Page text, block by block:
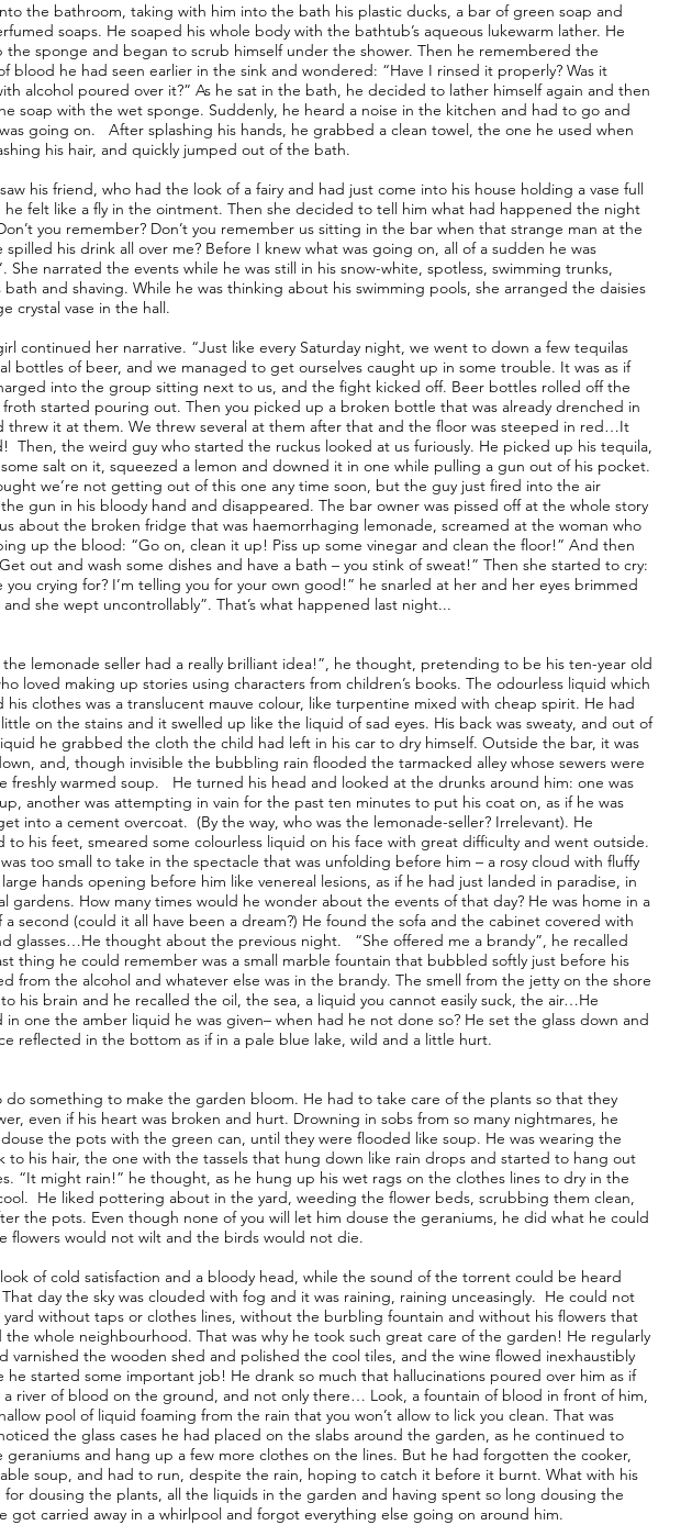
the bathroom, taking with him into the bath his plastic ducks, a bar of green soap and
soaps. He soaped his whole body with the bathtub’s aqueous lukewarm lather. He
the sponge and began to scrub himself under the shower. Then he remembered the
blood he had seen earlier in the sink and wondered: “Have I rinsed it properly? Was it
alcohol poured over it?” As he sat in the bath, he decided to lather himself again and then
soap with the wet sponge. Suddenly, he heard a noise in the kitchen and had to go and
going on. After splashing his hands, he grabbed a clean towel, the one he used when
his hair, and quickly jumped out of the bath.
his friend, who had the look of a fairy and had just come into his house holding a vase full
he felt like a fly in the ointment. Then she decided to tell him what had happened the night
you remember? Don’t you remember us sitting in the bar when that strange man at the
spilled his drink all over me? Before I knew what was going on, all of a sudden he was
She narrated the events while he was still in his snow-white, spotless, swimming trunks,
bath and shaving. While he was thinking about his swimming pools, she arranged the daisies
crystal vase in the hall.
continued her narrative. “Just like every Saturday night, we went to down a few tequilas
bottles of beer, and we managed to get ourselves caught up in some trouble. It was as if
into the group sitting next to us, and the fight kicked off. Beer bottles rolled off the
started pouring out. Then you picked up a broken bottle that was already drenched in
threw it at them. We threw several at them after that and the floor was steeped in red…It
Then, the weird guy who started the ruckus looked at us furiously. He picked up his tequila,
salt on it, squeezed a lemon and downed it in one while pulling a gun out of his pocket.
we’re not getting out of this one any time soon, but the guy just fired into the air
gun in his bloody hand and disappeared. The bar owner was pissed off at the whole story
about the broken fridge that was haemorrhaging lemonade, screamed at the woman who
up the blood: “Go on, clean it up! Piss up some vinegar and clean the floor!” And then
out and wash some dishes and have a bath – you stink of sweat!” Then she started to cry:
you crying for? I’m telling you for your own good!” he snarled at her and her eyes brimmed
she wept uncontrollably”. That’s what happened last night...
the lemonade seller had a really brilliant idea!”, he thought, pretending to be his ten-year old
loved making up stories using characters from children’s books. The odourless liquid which
his clothes was a translucent mauve colour, like turpentine mixed with cheap spirit. He had
on the stains and it swelled up like the liquid of sad eyes. His back was sweaty, and out of
he grabbed the cloth the child had left in his car to dry himself. Outside the bar, it was
and, though invisible the bubbling rain flooded the tarmacked alley whose sewers were
freshly warmed soup. He turned his head and looked at the drunks around him: one was
another was attempting in vain for the past ten minutes to put his coat on, as if he was
into a cement overcoat. (By the way, who was the lemonade-seller? Irrelevant). He
to his feet, smeared some colourless liquid on his face with great difficulty and went outside.
too small to take in the spectacle that was unfolding before him – a rosy cloud with fluffy
hands opening before him like venereal lesions, as if he had just landed in paradise, in
gardens. How many times would he wonder about the events of that day? He was home in a
a second (could it all have been a dream?) He found the sofa and the cabinet covered with
glasses…He thought about the previous night. “She offered me a brandy”, he recalled
thing he could remember was a small marble fountain that bubbled softly just before his
from the alcohol and whatever else was in the brandy. The smell from the jetty on the shore
his brain and he recalled the oil, the sea, a liquid you cannot easily suck, the air…He
in one the amber liquid he was given– when had he not done so? He set the glass down and
reflected in the bottom as if in a pale blue lake, wild and a little hurt.
do something to make the garden bloom. He had to take care of the plants so that they
even if his heart was broken and hurt. Drowning in sobs from so many nightmares, he
the pots with the green can, until they were flooded like soup. He was wearing the
to his hair, the one with the tassels that hung down like rain drops and started to hang out
“It might rain!” he thought, as he hung up his wet rags on the clothes lines to dry in the
He liked pottering about in the yard, weeding the flower beds, scrubbing them clean,
the pots. Even though none of you will let him douse the geraniums, he did what he could
flowers would not wilt and the birds would not die.
of cold satisfaction and a bloody head, while the sound of the torrent could be heard
day the sky was clouded with fog and it was raining, raining unceasingly. He could not
yard without taps or clothes lines, without the burbling fountain and without his flowers that
whole neighbourhood. That was why he took such great care of the garden! He regularly
varnished the wooden shed and polished the cool tiles, and the wine flowed inexhaustibly
he started some important job! He drank so much that hallucinations poured over him as if
a river of blood on the ground, and not only there… Look, a fountain of blood in front of him,
pool of liquid foaming from the rain that you won’t allow to lick you clean. That was
the glass cases he had placed on the slabs around the garden, as he continued to
geraniums and hang up a few more clothes on the lines. But he had forgotten the cooker,
soup, and had to run, despite the rain, hoping to catch it before it burnt. What with his
for dousing the plants, all the liquids in the garden and having spent so long dousing the
got carried away in a whirlpool and forgot everything else going on around him.